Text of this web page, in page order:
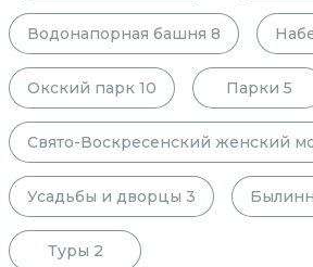
Водонапорная башня 8
Окский парк 10 Парки 5
Свято-Воскресенский женский
Усадьбы и дворцы 3
Туры 2